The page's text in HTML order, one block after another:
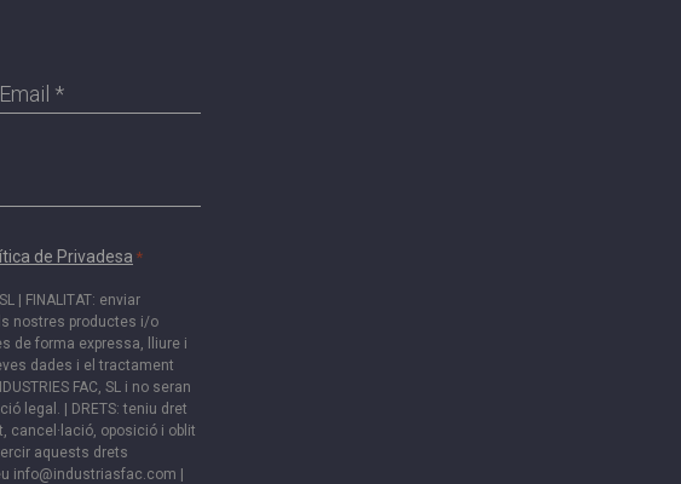
*
de Privadesa *
| FINALITAT: enviar
nostres productes i/o
de forma expressa, lliure i
dades i el tractament
FAC, SL i no seran
legal. | DRETS: teniu dret
cancel·lació, oposició i oblit
aquests drets
info@industriasfac.com |